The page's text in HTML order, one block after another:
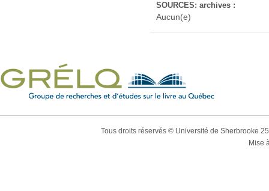
SOURCES: archives :
Aucun(e)
Tous droits réservés © Université de Sherbrooke
Mise